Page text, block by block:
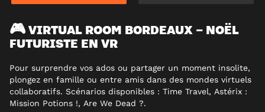
🎮 VIRTUAL ROOM BORDEAUX – NOËL
FUTURISTE EN VR
Pour surprendre vos ados ou partager un moment insolite,
plongez en famille ou entre amis dans des mondes virtuels
collaboratifs. Scénarios disponibles : Time Travel, Astérix :
Mission Potions !, Are We Dead ?.